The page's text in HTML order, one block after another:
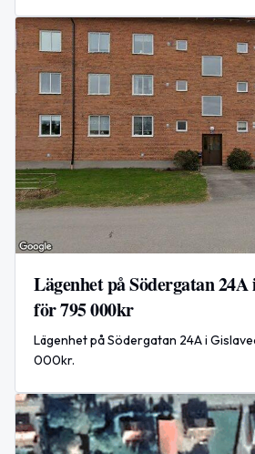
Lägenhet på Södergatan 24A
för 795 000kr
Lägenhet på Södergatan 24A i
000kr.